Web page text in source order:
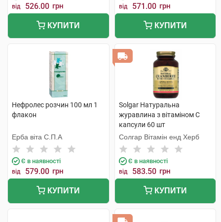
від 526.00 грн
КУПИТИ
від 571.00 грн
КУПИТИ
Нефролес розчин 100 мл 1
флакон
Ерба віта С.П.А
Є в наявності
від 579.00 грн
КУПИТИ
Solgar Натуральна
журавлина з вітаміном С
капсули 60 шт
Солгар Вітамін енд Херб
Є в наявності
від 583.50 грн
КУПИТИ